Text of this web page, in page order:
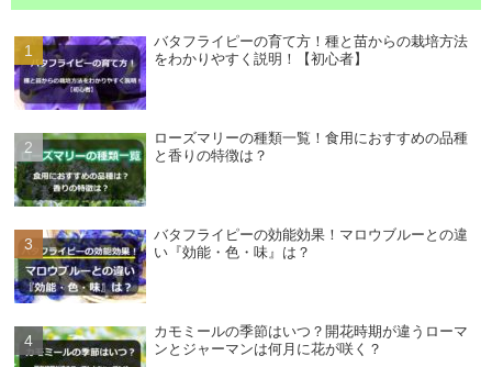
バタフライピーの育て方！種と苗からの栽培方法
をわかりやすく説明！【初心者】
ローズマリーの種類一覧！食用におすすめの品種
と香りの特徴は？
バタフライピーの効能効果！マロウブルーとの違
い『効能・色・味』は？
カモミールの季節はいつ？開花時期が違うローマ
ンとジャーマンは何月に花が咲く？